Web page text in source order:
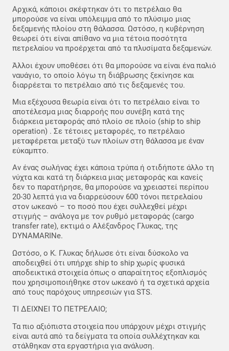
Αρχικά, κάποιοι σκέφτηκαν ότι το πετρέλαιο θα
μπορούσε να είναι υπόλειμμα από το πλύσιμο μιας
δεξαμενής πλοίου στη θάλασσα. Ωστόσο, η κυβέρνηση
θεωρεί ότι είναι απίθανο να μια τέτοια ποσότητα
πετρελαίου να προέρχεται από τα πλυσίματα δεξαμενών.
Άλλοι έχουν υποθέσει ότι θα μπορούσε να είναι ένα παλιό
ναυάγιο, το οποίο λόγω τη διάβρωσης ξεκίνησε και
διαρρέεται το πετρέλαιο από τις δεξαμενές του.
Μια εξέχουσα θεωρία είναι ότι το πετρέλαιο είναι το
αποτέλεσμα μιας διαρροής που συνέβη κατά της
διάρκεια μεταφοράς από πλοίο σε πλοίο (ship to ship
operation) . Σε τέτοιες μεταφορές, το πετρέλαιο
μεταφέρεται μεταξύ των πλοίων στη θάλασσα με έναν
εύκαμπτο.
Αν ένας σωλήνας έχει κάποια τρύπα ή οτιδήποτε άλλο τη
νύχτα και κατά τη διάρκεια μιας μεταφοράς και κανείς
δεν το παρατήρησε, θα μπορούσε να χρειαστεί περίπου
20-30 λεπτά για να διαρρεύσουν 600 τόνοι πετρελαίου
στον ωκεανό – το ποσό που έχει συλλεχθεί μέχρι
στιγμής – ανάλογα με τον ρυθμό μεταφοράς (cargo
transfer rate), εκτιμά ο Αλέξανδρος Γλυκας, της
DYNAMARINe.
Ωστόσο, ο Κ. Γλυκας δήλωσε ότι είναι δύσκολο να
αποδειχθεί ότι υπήρχε ship to ship χωρίς φυσικά
αποδεικτικά στοιχεία όπως ο απαραίτητος εξοπλισμός
που χρησιμοποιήθηκε στον ωκεανό ή τα σχετικά αρχεία
από τους παρόχους υπηρεσιών για STS.
ΤΙ ΔΕΙΧΝΕΙ ΤΟ ΠΕΤΡΕΛΑΙΟ;
Τα πιο αξιόπιστα στοιχεία που υπάρχουν μέχρι στιγμής
είναι αυτά από τα δείγματα τα οποία συλλέχτηκαν και
στάλθηκαν στα εργαστήρια για ανάλυση.